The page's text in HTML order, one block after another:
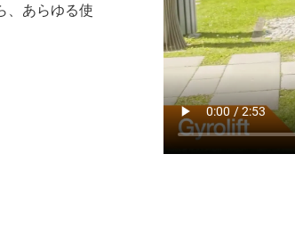
、あらゆる使